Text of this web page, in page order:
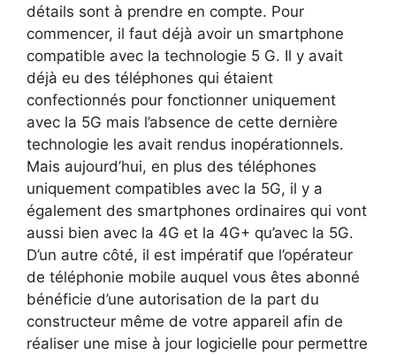
détails sont à prendre en compte. Pour
commencer, il faut déjà avoir un smartphone
compatible avec la technologie 5 G. Il y avait
déjà eu des téléphones qui étaient
confectionnés pour fonctionner uniquement
avec la 5G mais l’absence de cette dernière
technologie les avait rendus inopérationnels.
Mais aujourd’hui, en plus des téléphones
uniquement compatibles avec la 5G, il y a
également des smartphones ordinaires qui vont
aussi bien avec la 4G et la 4G+ qu’avec la 5G.
D’un autre côté, il est impératif que l’opérateur
de téléphonie mobile auquel vous êtes abonné
bénéficie d’une autorisation de la part du
constructeur même de votre appareil afin de
réaliser une mise à jour logicielle pour permettre